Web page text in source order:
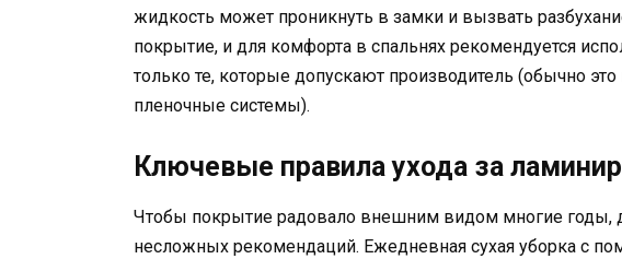
жидкость может проникнуть в замки и вызвать
покрытие, и для комфорта в спальнях рекомендуется
только те, которые допускают производитель (обычно
пленочные системы).
Ключевые правила ухода за
Чтобы покрытие радовало внешним видом многие годы,
несложных рекомендаций. Ежедневная сухая уборка с